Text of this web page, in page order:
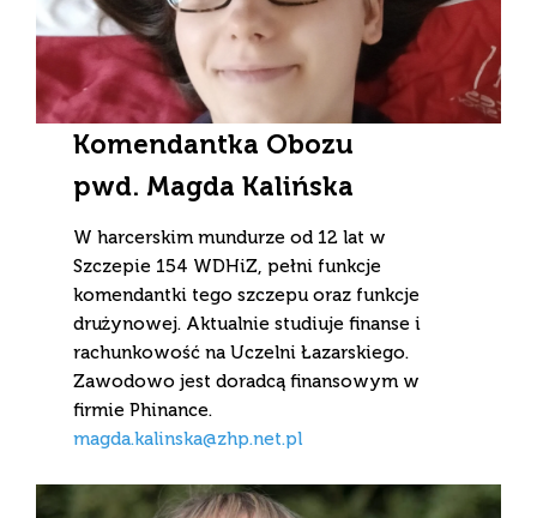
Komendantka Obozu
pwd. Magda Kalińska
W harcerskim mundurze od 12 lat w
Szczepie 154 WDHiZ, pełni funkcje
komendantki tego szczepu oraz funkcje
drużynowej. Aktualnie studiuje finanse i
rachunkowość na Uczelni Łazarskiego.
Zawodowo jest doradcą finansowym w
firmie Phinance.
magda.kalinska@zhp.net.pl